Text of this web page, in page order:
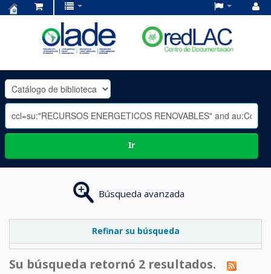
OLADE
-
Ir
Búsqueda avanzada
Refinar su búsqueda
Su búsqueda retornó 2 resultados.